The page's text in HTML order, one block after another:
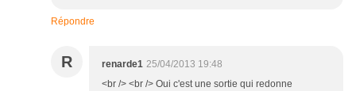
Répondre
R renarde1 25/04/2013 19:48
<br /> <br /> Oui c'est une sortie qui redonne